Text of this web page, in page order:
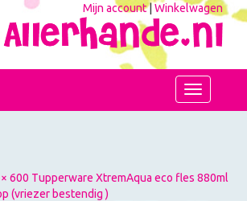
Mijn account|Winkelwagen
Toggle
navigation
600 Tupperware XtremAqua eco fles 880ml
(vriezer bestendig )